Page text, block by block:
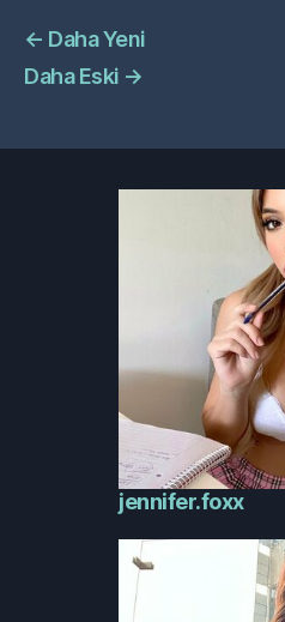
← Daha Yeni
Daha Eski →
jennifer.foxx